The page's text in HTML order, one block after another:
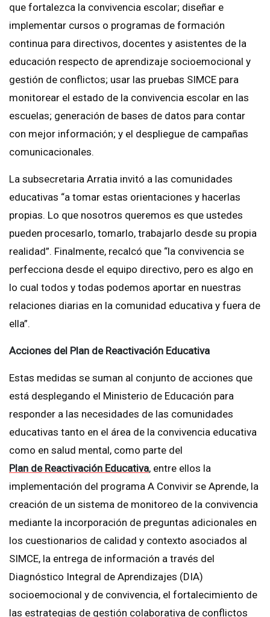
que fortalezca la convivencia escolar; diseñar e
implementar cursos o programas de formación
continua para directivos, docentes y asistentes de la
educación respecto de aprendizaje socioemocional y
gestión de conflictos; usar las pruebas SIMCE para
monitorear el estado de la convivencia escolar en las
escuelas; generación de bases de datos para contar
con mejor información; y el despliegue de campañas
comunicacionales.
La subsecretaria Arratia invitó a las comunidades
educativas “a tomar estas orientaciones y hacerlas
propias. Lo que nosotros queremos es que ustedes
pueden procesarlo, tomarlo, trabajarlo desde su propia
realidad”. Finalmente, recalcó que “la convivencia se
perfecciona desde el equipo directivo, pero es algo en
lo cual todos y todas podemos aportar en nuestras
relaciones diarias en la comunidad educativa y fuera de
ella”.
Acciones del Plan de Reactivación Educativa
Estas medidas se suman al conjunto de acciones que
está desplegando el Ministerio de Educación para
responder a las necesidades de las comunidades
educativas tanto en el área de la convivencia educativa
como en salud mental, como parte del
Plan de Reactivación Educativa, entre ellos la
implementación del programa A Convivir se Aprende, la
creación de un sistema de monitoreo de la convivencia
mediante la incorporación de preguntas adicionales en
los cuestionarios de calidad y contexto asociados al
SIMCE, la entrega de información a través del
Diagnóstico Integral de Aprendizajes (DIA)
socioemocional y de convivencia, el fortalecimiento de
las estrategias de gestión colaborativa de conflictos